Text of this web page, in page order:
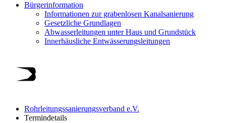
Bürgerinformation
Informationen zur grabenlosen Kanalsanierung
Gesetzliche Grundlagen
Abwasserleitungen unter Haus und Grundstück
Innerhäusliche Entwässerungsleitungen
Rohrleitungssanierungsverband e.V.
Termindetails